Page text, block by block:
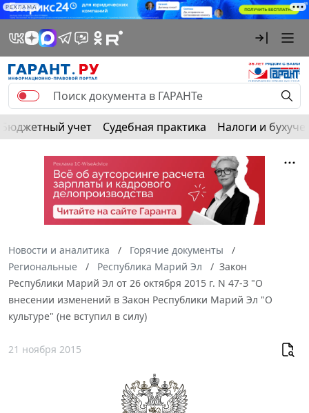
РЕКЛАМА
Бюджетный учет Судебная практика Налоги и
Новости и аналитика
Горячие документы
Региональные
Республика Марий Эл
Закон
Республики Марий Эл от 26 октября 2015 г. N 47-З "О
внесении изменений в Закон Республики Марий Эл "О
культуре" (не вступил в силу)
21 ноября 2015